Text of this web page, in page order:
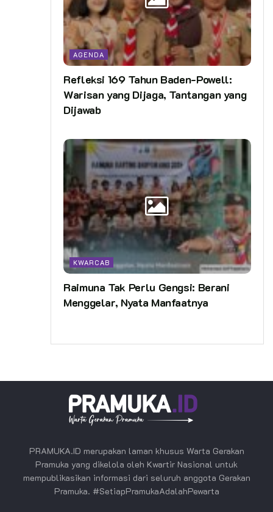
AGENDA
Refleksi 169 Tahun Baden-Powell:
Warisan yang Dijaga, Tantangan yang
Dijawab
KWARCAB
Raimuna Tak Perlu Gengsi: Berani
Menggelar, Nyata Manfaatnya
PRAMUKA.ID merupakan laman khusus Warta Gerakan
Pramuka yang dikelola oleh Kwartir Nasional untuk
mempublikasikan informasi dari seluruh anggota Gerakan
Pramuka. #SetiapPramukaAdalahPewarta